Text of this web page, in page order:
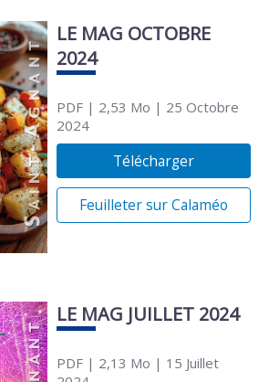
LE MAG OCTOBRE
2024
PDF| 2,53 Mo | 25 Octobre
2024
Télécharger
Feuilleter sur Calaméo
LE MAG JUILLET 2024
PDF| 2,13 Mo | 15 Juillet